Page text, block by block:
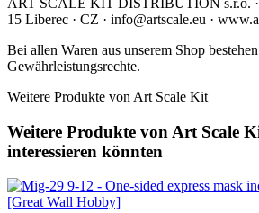
ART SCALE KIT DISTRIBUTION s.r.o. ·
15 Liberec · CZ · info@artscale.eu ·
Bei allen Waren aus unserem Shop
Gewährleistungsrechte.
Weitere Produkte von Art Scale Kit
Weitere Produkte von Art Scale
interessieren könnten